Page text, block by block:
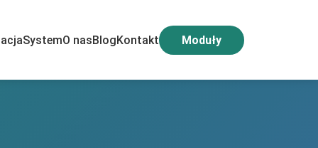
SystemO nasBlogKontakt Moduły